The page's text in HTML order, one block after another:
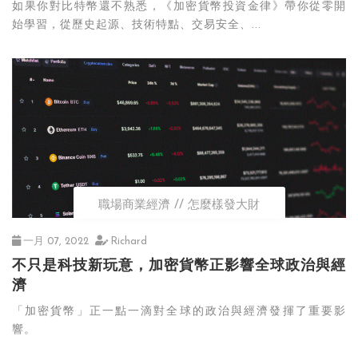
如果你對比特幣還不熟悉，《加密貨幣投資金律》帶你從零開
始學習，從歷史起源、技術特點、交易安全、...
職場商業經濟 怎麼樣發大財
一月 07, 2022 Richard
不只是科技新玩意，加密貨幣正影響全球政治與經
濟
「加密貨幣」正一點一滴對全球的政治與經濟發揮了重要影
響。